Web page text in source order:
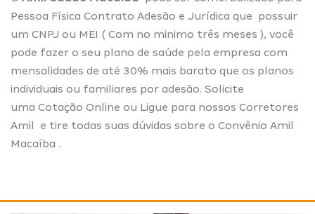
Pessoa Física Contrato Adesão e Jurídica que possuir
um CNPJ ou MEI ( Com no minimo três meses ), você
pode fazer o seu plano de saúde pela empresa com
mensalidades de até 30% mais barato que os planos
individuais ou familiares por adesão. Solicite
uma Cotação Online ou Ligue para nossos Corretores
Amil
e tire todas suas dúvidas sobre o Convênio Amil
Macaíba .